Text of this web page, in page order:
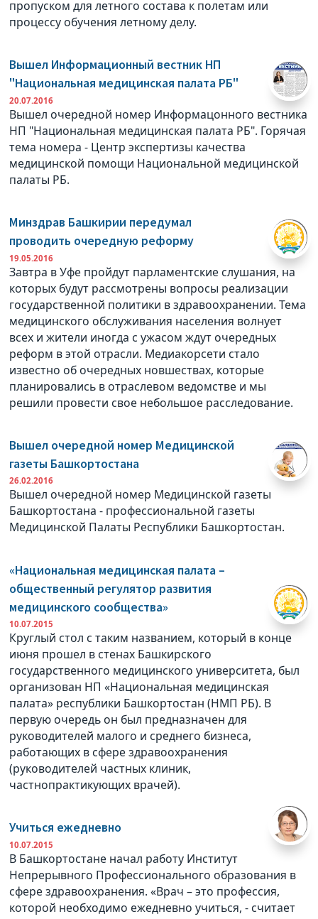
пропуском для летного состава к полетам или
процессу обучения летному делу.
Вышел Информационный вестник НП
"Национальная медицинская палата РБ"
20.07.2016
Вышел очередной номер Информацонного вестника
НП "Национальная медицинская палата РБ". Горячая
тема номера - Центр экспертизы качества
медицинской помощи Национальной медицинской
палаты РБ.
Минздрав Башкирии передумал
проводить очередную реформу
19.05.2016
Завтра в Уфе пройдут парламентские слушания, на
которых будут рассмотрены вопросы реализации
государственной политики в здравоохранении. Тема
медицинского обслуживания населения волнует
всех и жители иногда с ужасом ждут очередных
реформ в этой отрасли. Медиакорсети стало
известно об очередных новшествах, которые
планировались в отраслевом ведомстве и мы
решили провести свое небольшое расследование.
Вышел очередной номер Медицинской
газеты Башкортостана
26.02.2016
Вышел очередной номер Медицинской газеты
Башкортостана - профессиональной газеты
Медицинской Палаты Республики Башкортостан.
«Национальная медицинская палата –
общественный регулятор развития
медицинского сообщества»
10.07.2015
Круглый стол с таким названием, который в конце
июня прошел в стенах Башкирского
государственного медицинского университета, был
организован НП «Национальная медицинская
палата» республики Башкортостан (НМП РБ). В
первую очередь он был предназначен для
руководителей малого и среднего бизнеса,
работающих в сфере здравоохранения
(руководителей частных клиник,
частнопрактикующих врачей).
Учиться ежедневно
10.07.2015
В Башкортостане начал работу Институт
Непрерывного Профессионального образования в
сфере здравоохранения. «Врач – это профессия,
которой необходимо ежедневно учиться, - считает